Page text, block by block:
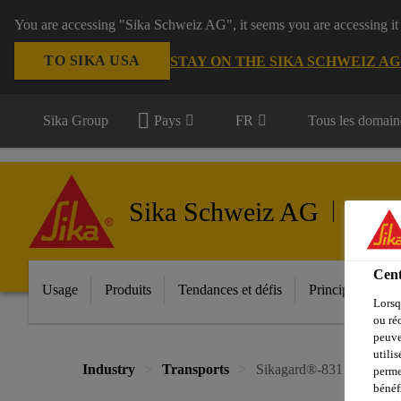
You are accessing "Sika Schweiz AG", it seems you are
TO SIKA USA STAY ON THE SIKA SCHWEIZ
Sika Group Pays FR Tous les
Sika Schweiz AG
Usage Produits Tendances et défis Principales
Industry Transports Sikagard®-831
ou